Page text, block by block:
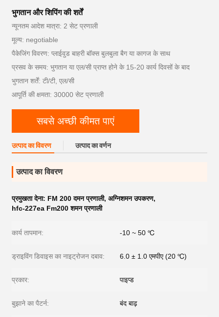
भुगतान और शिपिंग की शर्तें
न्यूनतम आदेश मात्रा: 2 सेट प्रणाली
मूल्य: negotiable
पैकेजिंग विवरण: प्लाईवुड बाहरी बॉक्स बुलबुला बैग या कागज के साथ
प्रसव के समय: भुगतान या एल/सी प्राप्त होने के 15-20 कार्य दिवसों के बाद
भुगतान शर्तें: टी/टी, एल/सी
आपूर्ति की क्षमता: 30000 सेट प्रणाली
सबसे अच्छी कीमत पाएं
उत्पाद का विवरण उत्पाद का वर्णन
उत्पाद का विवरण
प्रमुखता देना: FM 200 दमन प्रणाली, अग्निशमन उपकरण,
hfc-227ea Fm200 शमन प्रणाली
कार्य तापमान: -10 ~ 50 ℃
ड्राइविंग डिवाइस का नाइट्रोजन दबाव: 6.0 ± 1.0 एमपीए (20 ℃)
प्रकार: पाइप्ड
बुझाने का पैटर्न: बंद बाढ़